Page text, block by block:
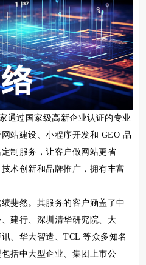
通过国家级高新企业认证的专业
站建设、小程序开发和 GEO 品
制服务，让客户做网站更省
术创新和品牌推广，拥有丰富
斐然。其服务的客户涵盖了中
建行、深圳清华研究院、大
、华大智造、TCL 等众多知名
括中大型企业、集团上市公